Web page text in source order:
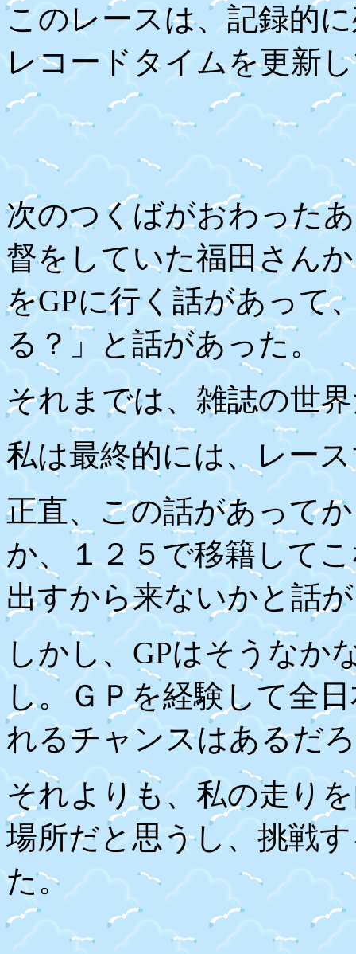
このレースは、記録的
レコードタイムを更新
次のつくばがおわった
督をしていた福田さん
をGPに行く話があって
る？」と話があった。
それまでは、雑誌の世
私は最終的には、レー
正直、この話があって
か、１２５で移籍して
出すから来ないかと話
しかし、 GPはそうなか
し。ＧＰを経験して全
れるチャンスはあるだ
それよりも、私の走り
場所だと思うし、挑戦
た。